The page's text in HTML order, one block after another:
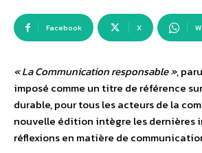
Facebook X
« La Communication responsable »,
imposé comme un titre de référence
durable, pour tous les acteurs de la
nouvelle édition intègre les
réflexions en matière de